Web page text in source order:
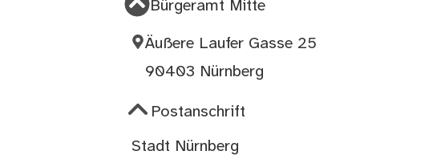
Bürgeramt Mitte
Äußere Laufer Gasse 25
90403 Nürnberg
Postanschrift
Stadt Nürnberg